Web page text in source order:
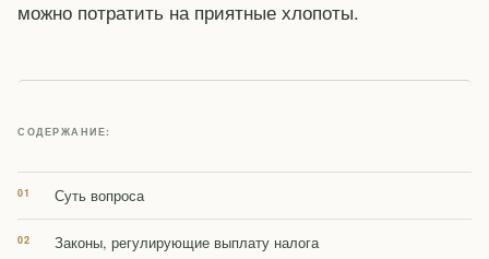
можно потратить на приятные хлопоты.
СОДЕРЖАНИЕ:
Суть вопроса
Законы, регулирующие выплату налога